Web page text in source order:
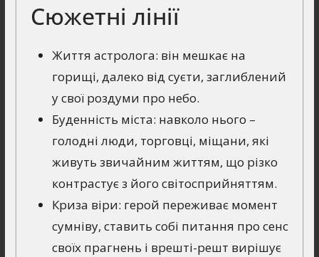
Сюжетні лінії
Життя астролога: він мешкає на
горищі, далеко від суєти, заглиблений
у свої роздуми про небо.
Буденність міста: навколо нього –
голодні люди, торговці, міщани, які
живуть звичайним життям, що різко
контрастує з його світосприйняттям.
Криза віри: герой переживає момент
сумніву, ставить собі питання про сенс
своїх прагнень і врешті-решт вирішує